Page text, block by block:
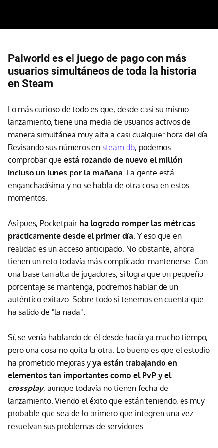
Palworld es el juego de pago con más
usuarios simultáneos de toda la historia
en Steam
Lo más curioso de todo es que, desde casi su mismo
lanzamiento, tiene una media de usuarios activos de
manera simultánea muy alta a casi cualquier hora del día.
Revisando sus números en steam.db, podemos
comprobar que está rozando de nuevo el millón
incluso un lunes por la mañana. La gente está
enganchadísima y no se habla de otra cosa en estos
momentos.
Así pues, Pocketpair ha logrado romper las métricas
prácticamente desde el primer día. Y eso que en
realidad es un acceso anticipado. No obstante, ahora
tienen un reto todavía más complicado: mantenerse. Con
una base tan alta de jugadores, si logra que un pequeño
porcentaje se mantenga, podremos hablar de un
auténtico exitazo. Sobre todo si tenemos en cuenta que
ha salido de "la nada".
Sí, se venía hablando de él desde hacía ya mucho tiempo,
pero una cosa no quita la otra. Lo bueno es que el estudio
ha prometido mejoras y ya están trabajando en
elementos tan importantes como el PvP y el
crossplay, aunque todavía no tienen fecha de
lanzamiento. Viendo el éxito que están teniendo, es muy
probable que sea de lo primero que integren una vez
resuelvan sus problemas de servidores.